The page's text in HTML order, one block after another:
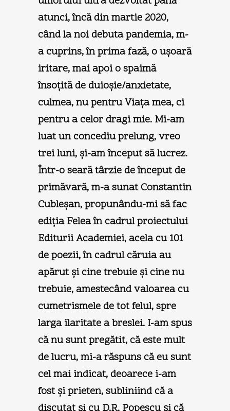
atunci, încă din martie 2020,
când la noi debuta pandemia, m-
a cuprins, în prima fază, o uşoară
iritare, mai apoi o spaimă
însoţită de duioşie/anxietate,
culmea, nu pentru Viaţa mea, ci
pentru a celor dragi mie. Mi-am
luat un concediu prelung, vreo
trei luni, şi-am început să lucrez.
Într-o seară târzie de început de
primăvară, m-a sunat Constantin
Cubleşan, propunându-mi să fac
ediţia Felea în cadrul proiectului
Editurii Academiei, acela cu 101
de poezii, în cadrul căruia au
apărut şi cine trebuie şi cine nu
trebuie, amestecând valoarea cu
cumetrismele de tot felul, spre
larga ilaritate a breslei. I-am spus
că nu sunt pregătit, că este mult
de lucru, mi-a răspuns că eu sunt
cel mai indicat, deoarece i-am
fost şi prieten, subliniind că a